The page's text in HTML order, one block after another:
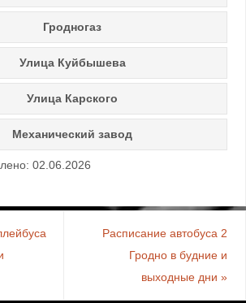
Гродногаз
Улица Куйбышева
Улица Карского
Механический завод
02.06.2026
Расписание автобуса 2
Гродно в будние и
выходные дни»